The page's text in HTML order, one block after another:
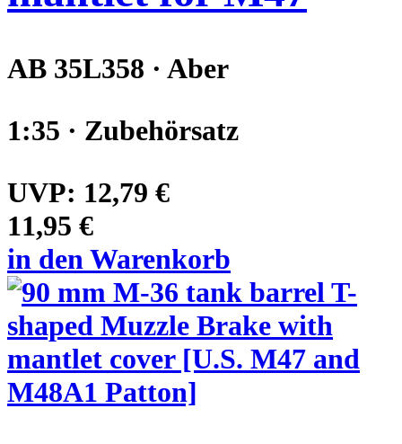
AB 35L358 · Aber
1:35 · Zubehörsatz
UVP: 12,79 €
11,95 €
in den Warenkorb